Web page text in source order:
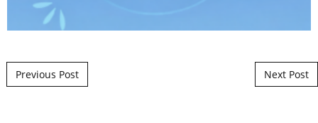
Post navigation
Previous Post Next Post